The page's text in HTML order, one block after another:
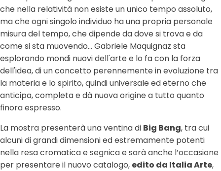
che nella relatività non esiste un unico tempo assoluto,
ma che ogni singolo individuo ha una propria personale
misura del tempo, che dipende da dove si trova e da
come si sta muovendo... Gabriele Maquignaz sta
esplorando mondi nuovi dell'arte e lo fa con la forza
dell'idea, di un concetto perennemente in evoluzione tra
la materia e lo spirito, quindi universale ed eterno che
anticipa, completa e dà nuova origine a tutto quanto
finora espresso.
La mostra presenterà una ventina di Big Bang, tra cui
alcuni di grandi dimensioni ed estremamente potenti
nella resa cromatica e segnica e sarà anche l’occasione
per presentare il nuovo catalogo, edito da Italia Arte,